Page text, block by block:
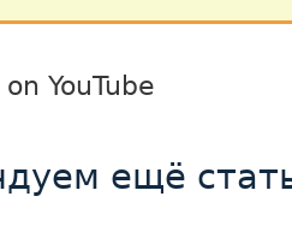
YouTube
ещё